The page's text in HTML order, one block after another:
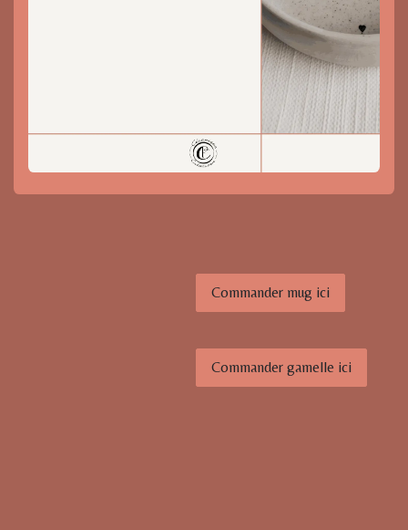
Commander mug ici
Commander gamelle ici